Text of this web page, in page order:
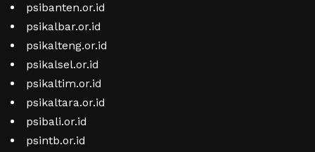
psibanten.or.id
psikalbar.or.id
psikalteng.or.id
psikalsel.or.id
psikaltim.or.id
psikaltara.or.id
psibali.or.id
psintb.or.id